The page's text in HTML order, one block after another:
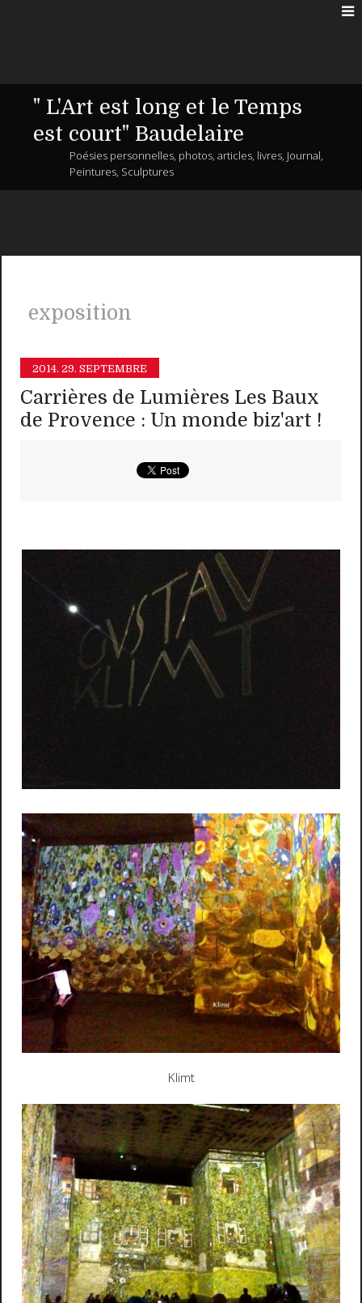
" L'Art est long et le Temps
est court" Baudelaire
Poésies personnelles, photos, articles, livres, Journal,
Peintures, Sculptures
exposition
2014. 29. SEPTEMBRE
Carrières de Lumières Les Baux
de Provence : Un monde biz'art !
Klimt